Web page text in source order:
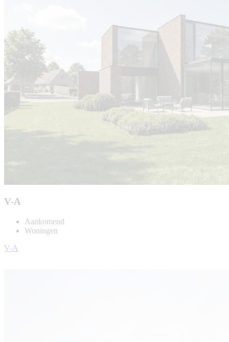
V-A
Aankomend
Woningen
V-A